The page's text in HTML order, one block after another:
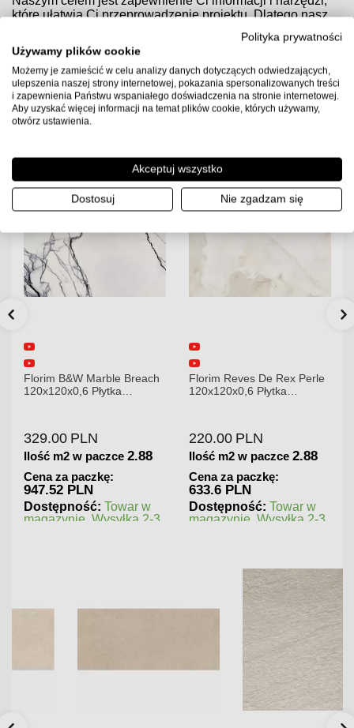
które ułatwią Ci przeprowadzenie projektu. Dlatego nasz
prostu wprowadź wymiary powierzchni, na której
zamierzasz ułożyć płytki, i nasz kalkulator automatycznie
obliczy ilość potrzebnych płytek ceramicznych.
© 2023 Multiwnętrza. Wszelkie prawa zastrzeżone.
Florim B&W Marble Breach
120x120x0,6 Płytka
329.00 PLN
Ilość m2 w paczce 2.88
Cena za paczkę:
947.52 PLN
Dostępność: Towar w
magazynie. Wysyłka 2-3
Florim Reves De Rex Perle
120x120x0,6 Płytka
220.00 PLN
Ilość m2 w paczce 2.88
Cena za paczkę:
633.6 PLN
Dostępność: Towar w
magazynie. Wysyłka 2-3
Polityka prywatności
Używamy plików cookie
Możemy je zamieścić w celu analizy danych dotyczących odwiedzających,
ulepszenia naszej strony internetowej, pokazania spersonalizowanych treści
i zapewnienia Państwu wspaniałego doświadczenia na stronie internetowej.
Aby uzyskać więcej informacji na temat plików cookie, których używamy,
otwórz ustawienia.
Akceptuj wszystko
Dostosuj Nie zgadzam się